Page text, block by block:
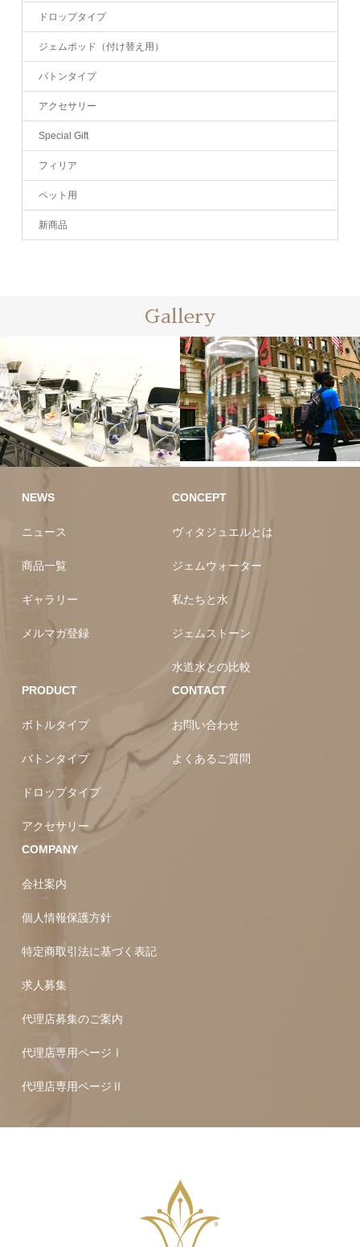
ドロップタイプ
ジェムポッド（付け替え用）
バトンタイプ
アクセサリー
Special Gift
フィリア
ペット用
新商品
Gallery
イベント
ヴィタのあ
る生活
NEWS
ニュース
商品一覧
ギャラリー
メルマガ登録
CONCEPT
ヴィタジュエルとは
ジェムウォーター
私たちと水
ジェムストーン
水道水との比較
PRODUCT
ボトルタイプ
バトンタイプ
ドロップタイプ
アクセサリー
CONTACT
お問い合わせ
よくあるご質問
COMPANY
会社案内
個人情報保護方針
特定商取引法に基づく表記
求人募集
代理店募集のご案内
代理店専用ページⅠ
代理店専用ページⅡ